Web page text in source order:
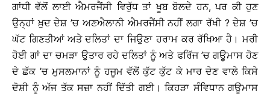
ਗਾਂਧੀ ਵੱਲੋਂ ਲਾਈ ਐਮਰਜੈਂਸੀ ਵਿਰੁੱਧ ਤਾਂ ਖੂਬ ਬੋਲਦੇ ਹਨ, ਪਰ ਕੀ ਹੁਣ
ਉਨ੍ਹਾਂ ਖ਼ੁਦ ਦੇਸ਼ ’ਚ ਅਣਐਲਾਨੀ ਐਮਰਜੈਂਸੀ ਨਹੀਂ ਲਗਾ ਰੱਖੀ ? ਦੇਸ਼ ’ਚ
ਘੱਟ ਗਿਣਤੀਆਂ ਅਤੇ ਦਲਿਤਾਂ ਦਾ ਜਿਉਣਾ ਹਰਾਮ ਕਰ ਰੱਖਿਆ ਹੈ। ਮਰੀ
ਹੋਈ ਗਾਂ ਦਾ ਚਮੜਾ ਉਤਾਰ ਰਹੇ ਦਲਿਤਾਂ ਨੂੰ ਅਤੇ ਫਰਿੱਜ ’ਚ ਗਊਮਾਸ ਹੋਣ
ਦੇ ਛੱਕ ’ਚ ਮੁਸਲਮਾਨਾਂ ਨੂੰ ਹਜੂਮ ਵੱਲੋਂ ਕੁੱਟ ਕੁੱਟ ਕੇ ਮਾਰ ਦੇਣ ਵਾਲੇ ਕਿਸੇ
ਦੋਸ਼ੀ ਨੂੰ ਅੱਜ ਤੱਕ ਸਜ਼ਾ ਨਹੀਂ ਦਿੱਤੀ ਗਈ। ਕਿਹੜਾ ਸੰਵਿਧਾਨ ਗਊਮਾਸ